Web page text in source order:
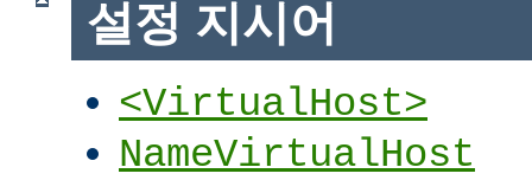
설정 지시어
<VirtualHost>
NameVirtualHost